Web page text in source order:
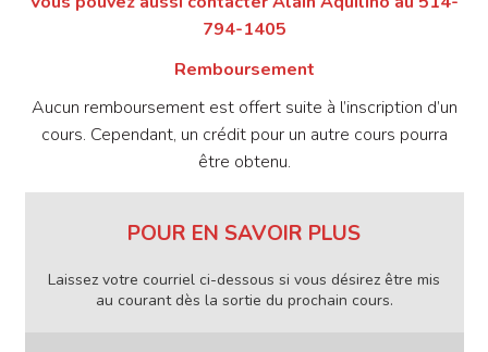
794-1405
Remboursement
Aucun remboursement est offert suite à l’inscription d’un
cours. Cependant, un crédit pour un autre cours pourra
être obtenu.
POUR EN SAVOIR PLUS
Laissez votre courriel ci-dessous si vous désirez être mis
au courant dès la sortie du prochain cours.